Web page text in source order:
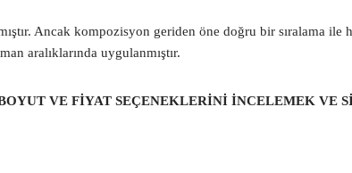
Ancak kompozisyon geriden öne doğru bir sıralama ile
aralıklarında uygulanmıştır.
VE FİYAT SEÇENEKLERİNİ İNCELEMEK VE